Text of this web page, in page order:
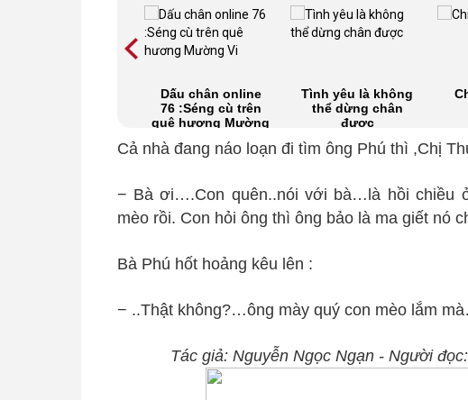
Dấu chân online
76 :Séng cù trên
quê hương Mường
Tình yêu là không
thể dừng chân
được
Cả nhà đang náo loạn đi tìm ông Phú thì ,Chị
− Bà ơi….Con quên..nói với bà…là hồi chiều
mèo rồi. Con hỏi ông thì ông bảo là ma giết nó
Bà Phú hốt hoảng kêu lên :
− ..Thật không?…ông mày quý con mèo lắm
Tác giả: Nguyễn Ngọc Ngạn - Người